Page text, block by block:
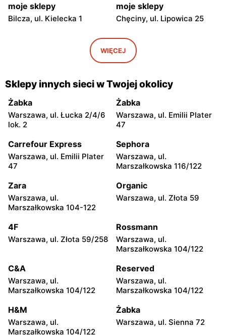
moje sklepy
Bilcza, ul. Kielecka 1
moje sklepy
Chęciny, ul. Lipowica 25
Iwaniska, ul. Ujazdowska 5
moje sklepy
Bogoria, ul. Rynek 30
Gorzyce, ul. Szkolna 44 Grębów, ul. Wydrza 180
moje sklepy
Jadachy, ul. Jadachy 111
moje sklepy
Jeżowe, ul. Zalesie 77
Kazimierza Wielka, ul.
Kolejowa 15
Kamień, ul. Błonie 23
Górki, ul. Górki 71
Gumniska, ul. Gumniska
157C
Iwierzyce, ul. Iwierzyce
152A
Tczew, ul. Franciszka Żwirki
61
Hyżne, ul. Hyżne 100 Jarosław, ul. Pełkińska 147
moje sklepy moje sklepy
WIĘCEJ
Sklepy innych sieci w Twojej okolicy
Żabka
Warszawa, ul. Łucka 2/4/6
lok. 2
Żabka
Warszawa, ul. Emilii Plater
47
Carrefour Express
Warszawa, ul. Emilii Plater
47
Sephora
Warszawa, ul.
Marszałkowska 116/122
Zara
Warszawa, ul.
Marszałkowska 104-122
Organic
Warszawa, ul. Złota 59
4F
Warszawa, ul. Złota 59/258
Rossmann
Warszawa, ul.
Marszałkowska 104/122
C&A
Warszawa, ul.
Marszałkowska 104/122
Reserved
Warszawa, ul.
Marszałkowska 104/122
H&M
Warszawa, ul.
Marszałkowska 104/122
Żabka
Warszawa, ul. Sienna 72